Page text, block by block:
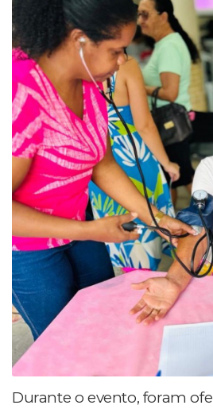
Durante o evento, foram